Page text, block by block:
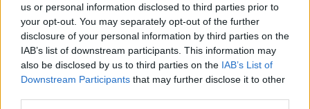
us or personal information disclosed to third parties prior to
your opt-out. You may separately opt-out of the further
disclosure of your personal information by third parties on the
IAB’s list of downstream participants. This information may
also be disclosed by us to third parties on the IAB’s List of
Downstream Participants that may further disclose it to other